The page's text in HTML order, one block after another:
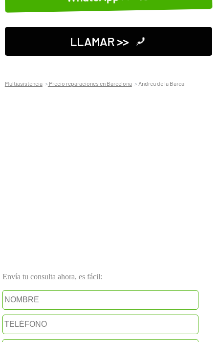
LLAMAR >>
Multiasistencia Precio reparaciones en Barcelona Andreu de la Barca
Envía tu consulta ahora, es fácil: